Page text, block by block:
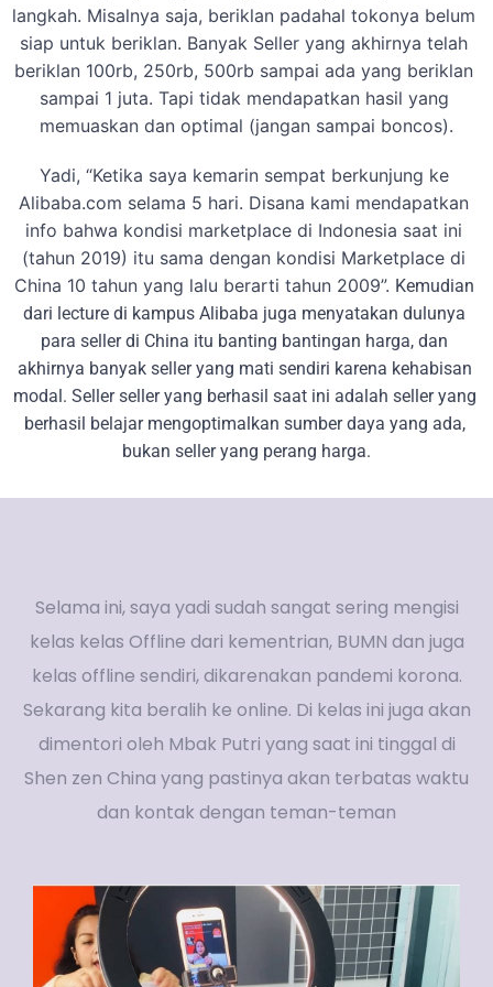
langkah. Misalnya saja, beriklan padahal tokonya belum
siap untuk beriklan. Banyak Seller yang akhirnya telah
beriklan 100rb, 250rb, 500rb sampai ada yang beriklan
sampai 1 juta. Tapi tidak mendapatkan hasil yang
memuaskan dan optimal (jangan sampai boncos).
Yadi, “Ketika saya kemarin sempat berkunjung ke
Alibaba.com selama 5 hari. Disana kami mendapatkan
info bahwa kondisi marketplace di Indonesia saat ini
(tahun 2019) itu sama dengan kondisi Marketplace di
China 10 tahun yang lalu berarti tahun 2009”. Kemudian
dari lecture di kampus Alibaba juga menyatakan dulunya
para seller di China itu banting bantingan harga, dan
akhirnya banyak seller yang mati sendiri karena kehabisan
modal. Seller seller yang berhasil saat ini adalah seller yang
berhasil belajar mengoptimalkan sumber daya yang ada,
bukan seller yang perang harga.
Selama ini, saya yadi sudah sangat sering mengisi
kelas kelas Offline dari kementrian, BUMN dan juga
kelas offline sendiri, dikarenakan pandemi korona.
Sekarang kita beralih ke online. Di kelas ini juga akan
dimentori oleh Mbak Putri yang saat ini tinggal di
Shen zen China yang pastinya akan terbatas waktu
dan kontak dengan teman-teman